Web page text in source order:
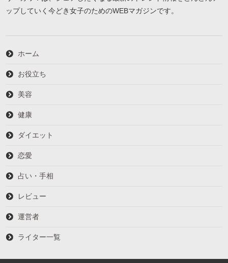
ップしていく今どき女子のためのWEBマガジンです。
ホーム
お役立ち
美容
健康
ダイエット
恋愛
占い・手相
レビュー
運営者
ライター一覧